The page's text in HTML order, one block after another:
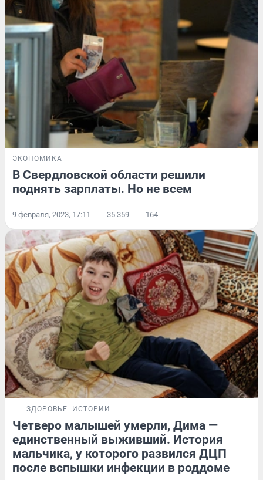
ЭКОНОМИКА
В Свердловской области решили
поднять зарплаты. Но не всем
9 февраля, 2023, 17:11 35 359 164
ЗДОРОВЬЕ ИСТОРИИ
Четверо малышей умерли, Дима —
единственный выживший. История
мальчика, у которого развился ДЦП
после вспышки инфекции в роддоме